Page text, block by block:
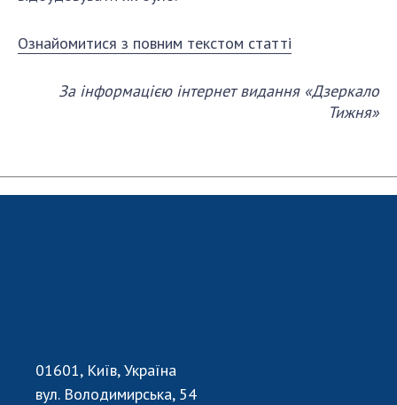
Робота з молоддю
ЗАСІДАННЯ ПРЕЗИДІЇ НАН УКРАЇНИ
Ознайомитися з повним текстом статті
За інформацією інтернет видання «Дзеркало
Тижня»
01601, Київ, Україна
вул. Володимирська, 54